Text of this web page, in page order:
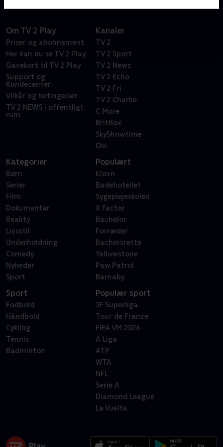
Om TV 2 Play
Priser og abonnement
Her kan du se TV 2 Play
Gavekort til TV 2 Play
Support og
Kundecenter
Vilkår og betingelser
TV 2 NEWS i offentligt
rum
Kanaler
TV 2
TV 2 Sport
TV 2 News
TV 2 Echo
TV 2 Fri
TV 2 Charlie
C More
BritBox
SkyShowtime
Oiii
Kategorier
Børn
Serier
Film
Dokumentar
Reality
Livsstil
Underholdning
Comedy
Nyheder
Sport
Populært
Klovn
Badehotellet
Sygeplejeskolen
X Factor
Bachelor
Forræder
Bachelorette
Yellowstone
Paw Patrol
Barnaby
Sport
Fodbold
Håndbold
Cykling
Tennis
Badminton
Populær sport
3F Superliga
Tour de France
FIFA VM 2026
A Liga
ATP
WTA
NFL
Serie A
Diamond League
La Vuelta